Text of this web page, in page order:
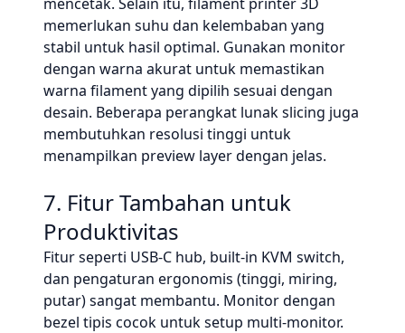
memerlukan suhu dan kelembaban yang
stabil untuk hasil optimal. Gunakan monitor
dengan warna akurat untuk memastikan
warna filament yang dipilih sesuai dengan
desain. Beberapa perangkat lunak slicing juga
membutuhkan resolusi tinggi untuk
menampilkan preview layer dengan jelas.
7. Fitur Tambahan untuk
Produktivitas
Fitur seperti USB-C hub, built-in KVM switch,
dan pengaturan ergonomis (tinggi, miring,
putar) sangat membantu. Monitor dengan
bezel tipis cocok untuk setup multi-monitor.